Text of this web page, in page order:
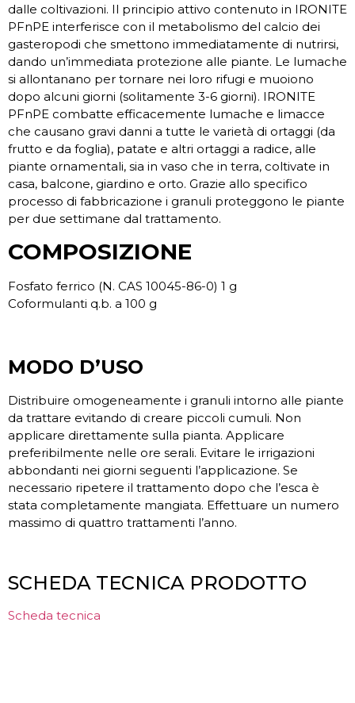
dalle coltivazioni. Il principio attivo contenuto in IRONITE
PFnPE interferisce con il metabolismo del calcio dei
gasteropodi che smettono immediatamente di nutrirsi,
dando un’immediata protezione alle piante. Le lumache
si allontanano per tornare nei loro rifugi e muoiono
dopo alcuni giorni (solitamente 3-6 giorni). IRONITE
PFnPE combatte efficacemente lumache e limacce
che causano gravi danni a tutte le varietà di ortaggi (da
frutto e da foglia), patate e altri ortaggi a radice, alle
piante ornamentali, sia in vaso che in terra, coltivate in
casa, balcone, giardino e orto. Grazie allo specifico
processo di fabbricazione i granuli proteggono le piante
per due settimane dal trattamento.
COMPOSIZIONE
Fosfato ferrico (N. CAS 10045-86-0) 1 g
Coformulanti q.b. a 100 g
MODO D’USO
Distribuire omogeneamente i granuli intorno alle piante
da trattare evitando di creare piccoli cumuli. Non
applicare direttamente sulla pianta. Applicare
preferibilmente nelle ore serali. Evitare le irrigazioni
abbondanti nei giorni seguenti l’applicazione. Se
necessario ripetere il trattamento dopo che l’esca è
stata completamente mangiata. Effettuare un numero
massimo di quattro trattamenti l’anno.
SCHEDA TECNICA PRODOTTO
Scheda tecnica